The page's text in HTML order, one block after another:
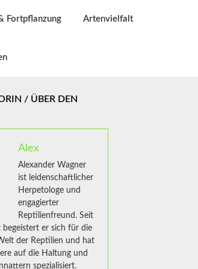
Fortpflanzung Artenvielfalt
/ ÜBER DEN
Alex
Alexander Wagner
ist leidenschaftlicher
Herpetologe und
engagierter
Reptilienfreund. Seit
begeistert er sich für die
der Reptilien und hat
auf die Haltung und
spezialisiert.